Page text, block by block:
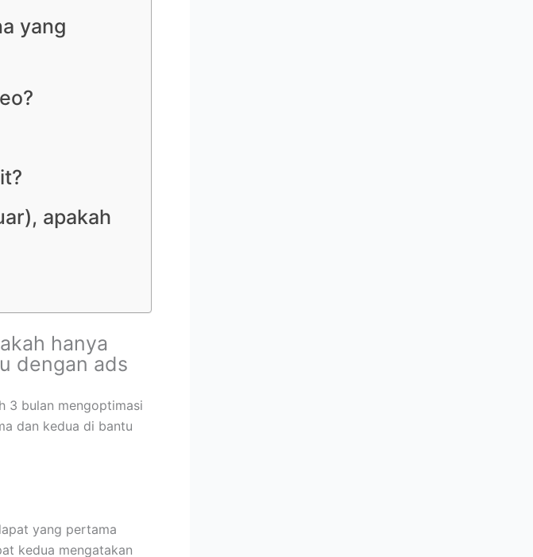
yang
apakah
hanya
dengan ads
3 bulan mengoptimasi
dan kedua di bantu
yang pertama
kedua mengatakan